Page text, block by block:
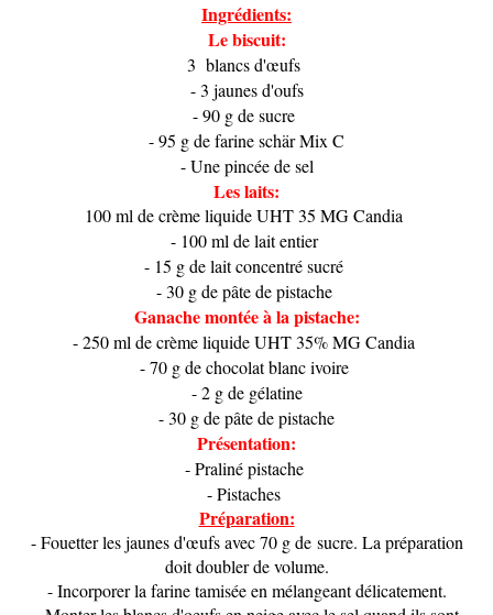
Ingrédients:
Le biscuit:
3 blancs d'œufs
- 3 jaunes d'oufs
- 90 g de sucre
- 95 g de farine schär Mix C
- Une pincée de sel
Les laits:
100 ml de crème liquide UHT 35 MG Candia
- 100 ml de lait entier
- 15 g de lait concentré sucré
- 30 g de pâte de pistache
Ganache montée à la pistache:
- 250 ml de crème liquide UHT 35% MG Candia
- 70 g de chocolat blanc ivoire
- 2 g de gélatine
- 30 g de pâte de pistache
Présentation:
- Praliné pistache
- Pistaches
Préparation:
- Fouetter les jaunes d'œufs avec 70 g de sucre. La préparation
doit doubler de volume.
- Incorporer la farine tamisée en mélangeant délicatement.